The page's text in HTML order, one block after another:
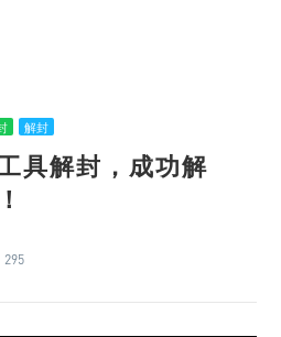
解封
具解封，成功解
295